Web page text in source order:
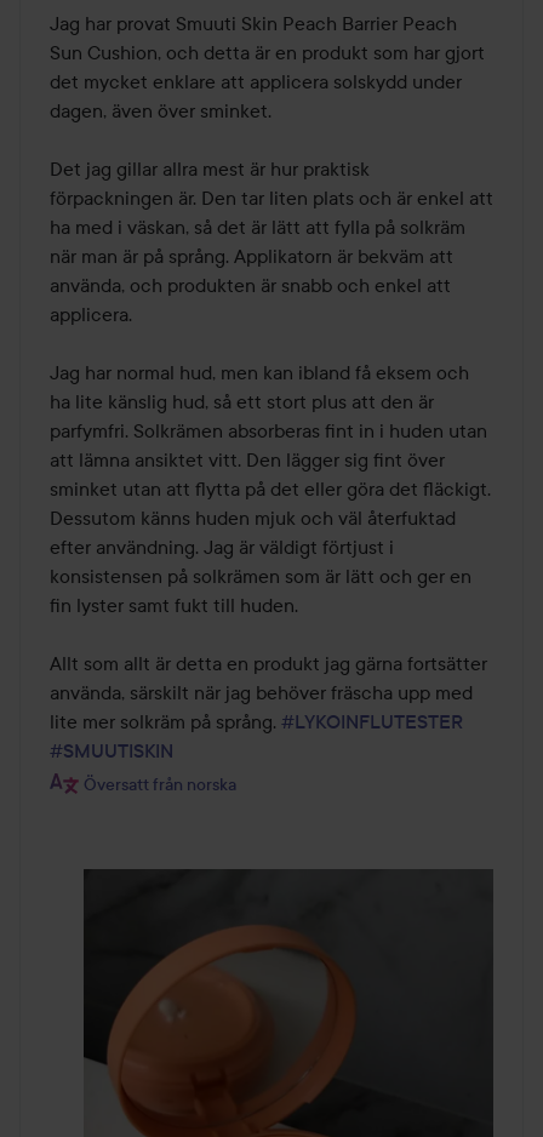
av
5
Jag har provat Smuuti Skin Peach Barrier Peach
Sun Cushion, och detta är en produkt som har gjort
det mycket enklare att applicera solskydd under
dagen, även över sminket.
Det jag gillar allra mest är hur praktisk
förpackningen är. Den tar liten plats och är enkel att
ha med i väskan, så det är lätt att fylla på solkräm
när man är på språng. Applikatorn är bekväm att
använda, och produkten är snabb och enkel att
applicera.
Jag har normal hud, men kan ibland få eksem och
ha lite känslig hud, så ett stort plus att den är
parfymfri. Solkrämen absorberas fint in i huden utan
att lämna ansiktet vitt. Den lägger sig fint över
sminket utan att flytta på det eller göra det fläckigt.
Dessutom känns huden mjuk och väl återfuktad
efter användning. Jag är väldigt förtjust i
konsistensen på solkrämen som är lätt och ger en
fin lyster samt fukt till huden.
Allt som allt är detta en produkt jag gärna fortsätter
använda, särskilt när jag behöver fräscha upp med
lite mer solkräm på språng. #LYKOINFLUTESTER
#SMUUTISKIN
Översatt från norska